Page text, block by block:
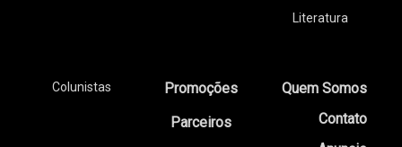
Literatura
Colunistas
Promoções
Parceiros
Quem Somos
Contato